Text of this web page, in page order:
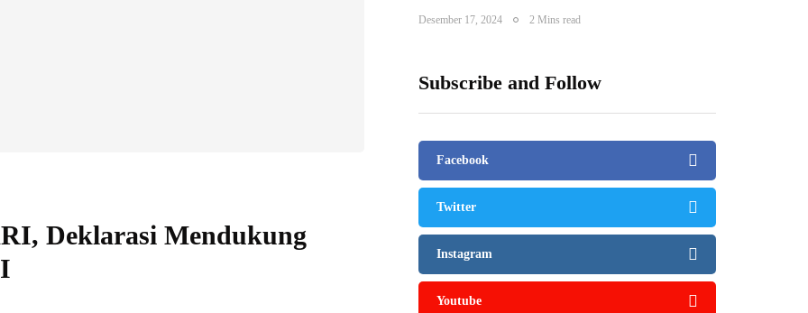
Deklarasi Mendukung
Desember 17, 2024 2 Mins read
Subscribe and Follow
Facebook
Twitter
Instagram
Youtube